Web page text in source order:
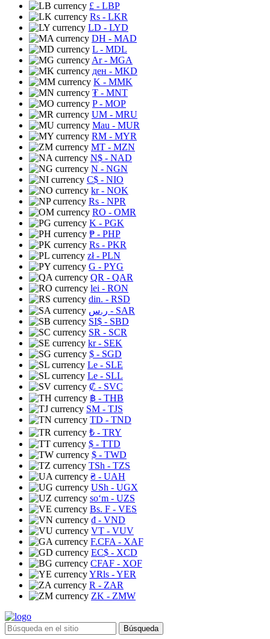
£ - LBP
Rs - LKR
LD - LYD
DH - MAD
L - MDL
Ar- MGA
ден - MKD
K - MMK
₮ - MNT
P- MOP
UM - MRU
Mau - MUR
RM - MYR
MT - MZN
N$ - NAD
N - NGN
C$ - NIO
kr- NOK
Rs - NPR
RO - OMR
K - PGK
₱ - PHP
Rs - PKR
zł- PLN
G - PYG
QR - QAR
lei - RON
din. - RSD
ر.س - SAR
SI$ - SBD
SR - SCR
kr- SEK
$ - SGD
Le - SLE
Le - SLL
₡ - SVC
฿ - THB
ЅМ - TJS
TD - TND
₺ - TRY
$ - TTD
$ - TWD
TSh - TZS
₴ - UAH
USh - UGX
soʻm - UZS
Bs. F - VES
₫ - VND
VT - VUV
F.CFA - XAF
EC$ - XCD
CFAF - XOF
YRls - YER
R - ZAR
ZK - ZMW
Búsqueda